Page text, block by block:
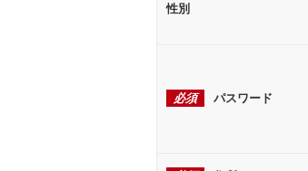
性別
必須 パスワード